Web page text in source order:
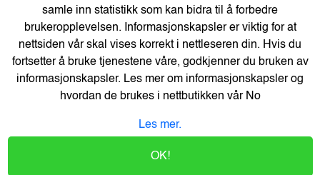
6,-
12,-
5,- Eks. Mva. Kjøp
Earphones Saver 3.5 mm MiniJack,
Varenummer:221353 /325-62
Sendes om:2-3 dager
samle inn statistikk som kan bidra til å forbedre
brukeropplevelsen. Informasjonskapsler er viktig for at
nettsiden vår skal vises korrekt i nettleseren din. Hvis du
fortsetter å bruke tjenestene våre, godkjenner du bruken av
informasjonskapsler. Les mer om informasjonskapsler og
hvordan de brukes i nettbutikken vårNo
Les mer.
OK!